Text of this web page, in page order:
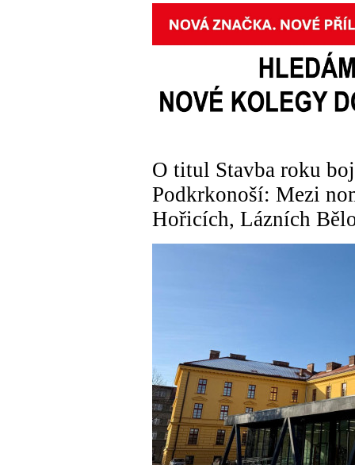
O titul Stavba roku
Podkrkonoší: Mezi
Hořicích, Lázních